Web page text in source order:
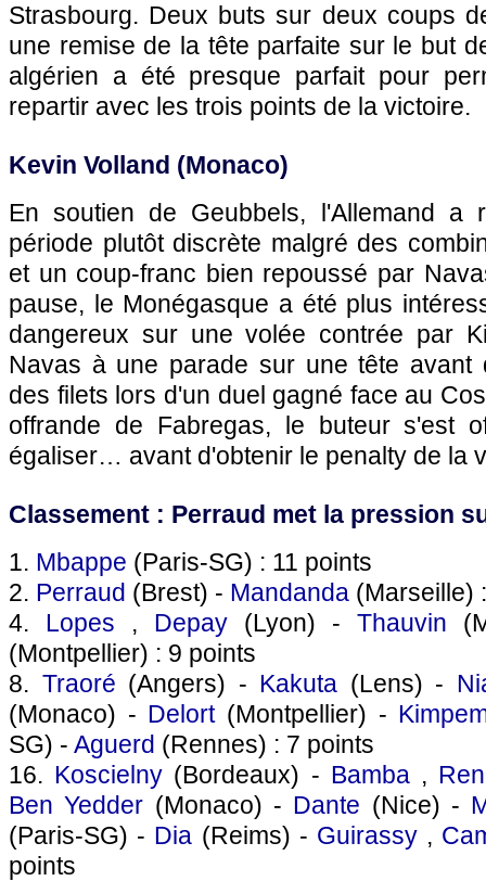
Strasbourg. Deux buts sur deux coups
une remise de la tête parfaite sur le but
algérien a été presque parfait pour
repartir avec les trois points de la victoire.
Kevin Volland (Monaco)
En soutien de Geubbels, l'Allemand a
période plutôt discrète malgré des
et un coup-franc bien repoussé par
pause, le Monégasque a été plus
dangereux sur une volée contrée par
Navas à une parade sur une tête avant
des filets lors d'un duel gagné face au
offrande de Fabregas, le buteur s'est
égaliser… avant d'obtenir le penalty de la
Classement : Perraud met la pression
1. Mbappe (Paris-SG) : 11 points
2. Perraud (Brest) - Mandanda (Marseille)
4. Lopes , Depay (Lyon) - Thauvin
(Montpellier) : 9 points
8. Traoré (Angers) - Kakuta (Lens) -
(Monaco) - Delort(Montpellier) -
SG) - Aguerd (Rennes) : 7 points
16. Koscielny (Bordeaux) - Bamba,
Ben Yedder (Monaco) - Dante (Nice) -
(Paris-SG) - Dia (Reims) - Guirassy ,
points